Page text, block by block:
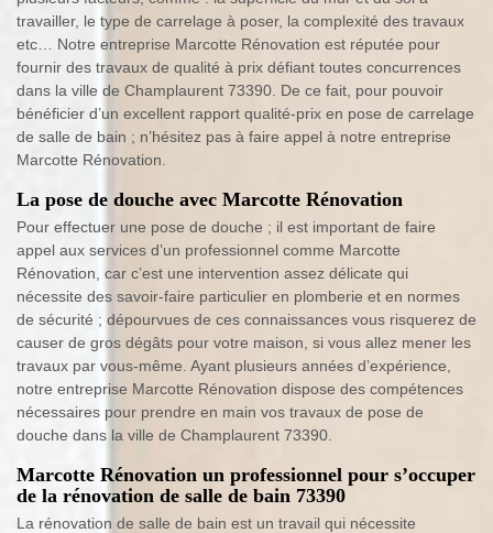
travailler, le type de carrelage à poser, la complexité des travaux
etc… Notre entreprise Marcotte Rénovation est réputée pour
fournir des travaux de qualité à prix défiant toutes concurrences
dans la ville de Champlaurent 73390. De ce fait, pour pouvoir
bénéficier d’un excellent rapport qualité-prix en pose de carrelage
de salle de bain ; n’hésitez pas à faire appel à notre entreprise
Marcotte Rénovation.
La pose de douche avec Marcotte Rénovation
Pour effectuer une pose de douche ; il est important de faire
appel aux services d’un professionnel comme Marcotte
Rénovation, car c’est une intervention assez délicate qui
nécessite des savoir-faire particulier en plomberie et en normes
de sécurité ; dépourvues de ces connaissances vous risquerez de
causer de gros dégâts pour votre maison, si vous allez mener les
travaux par vous-même. Ayant plusieurs années d’expérience,
notre entreprise Marcotte Rénovation dispose des compétences
nécessaires pour prendre en main vos travaux de pose de
douche dans la ville de Champlaurent 73390.
Marcotte Rénovation un professionnel pour s’occuper
de la rénovation de salle de bain 73390
La rénovation de salle de bain est un travail qui nécessite